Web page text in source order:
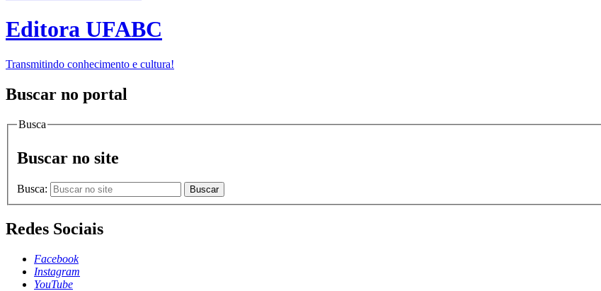
Editora UFABC
Transmitindo conhecimento e cultura!
Buscar no portal
Busca
Buscar no site
Busca: Buscar
Redes Sociais
Facebook
Instagram
YouTube